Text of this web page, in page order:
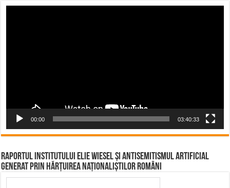
00:00 03:40:33
Raportul Institutului Elie Wiesel și Antisemitismul Artificial
Generat prin Hărțuirea Naționaliștilor Români